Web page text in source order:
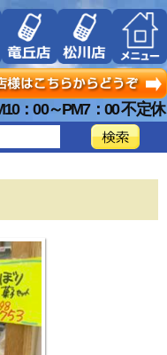
：00～PM7：00 不定休